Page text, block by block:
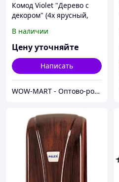
Комод Violet "Дерево с
декором" (4х ярусный,
В наличии
Цену уточняйте
Написать
WOW-MART - Оптово-розничный Склад - товары на заказ до двери